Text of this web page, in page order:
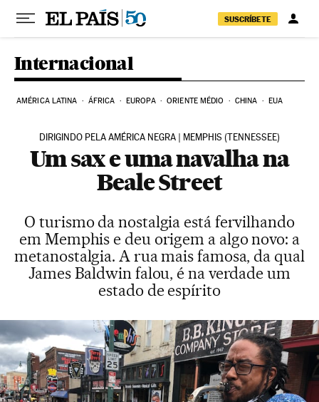
Pular para o conteúdo
SUSCRÍBETE
Internacional
AMÉRICA LATINA ÁFRICA EUROPA ORIENTE MÉDIO CHINA EUA
DIRIGINDO PELA AMÉRICA NEGRA | MEMPHIS (TENNESSEE)
Um sax e uma navalha na
Beale Street
O turismo da nostalgia está fervilhando
em Memphis e deu origem a algo novo: a
metanostalgia. A rua mais famosa, da qual
James Baldwin falou, é na verdade um
estado de espírito